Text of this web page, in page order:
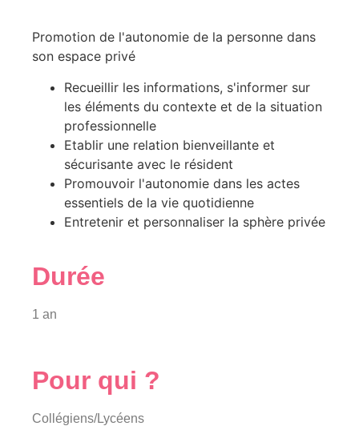
Promotion de l'autonomie de la personne dans
son espace privé
Recueillir les informations, s'informer sur
les éléments du contexte et de la situation
professionnelle
Etablir une relation bienveillante et
sécurisante avec le résident
Promouvoir l'autonomie dans les actes
essentiels de la vie quotidienne
Entretenir et personnaliser la sphère privée
Durée
1 an
Pour qui ?
Collégiens/Lycéens